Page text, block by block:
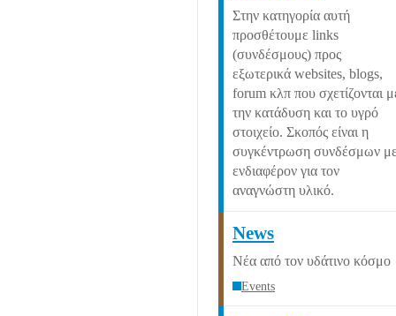
Στην κατηγορία αυτή
προσθέτουμε links
(συνδέσμους) προς
εξωτερικά websites, blogs,
forum κλπ που σχετίζονται
την κατάδυση και το υγρό
στοιχείο. Σκοπός είναι η
συγκέντρωση συνδέσμων
ενδιαφέρον για τον
αναγνώστη υλικό.
News
Νέα από τον υδάτινο κόσμο
Events